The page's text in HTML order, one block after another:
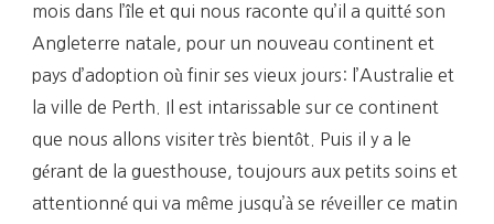
mois dans l’île et qui nous raconte qu’il a quitté son
Angleterre natale, pour un nouveau continent et
pays d’adoption où finir ses vieux jours: l’Australie et
la ville de Perth. Il est intarissable sur ce continent
que nous allons visiter très bientôt. Puis il y a le
gérant de la guesthouse, toujours aux petits soins et
attentionné qui va même jusqu’à se réveiller ce matin